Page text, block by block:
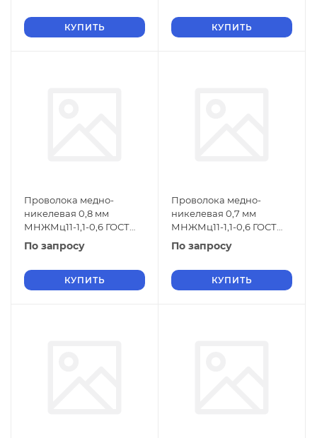
КУПИТЬ КУПИТЬ
Проволока медно-
никелевая 0,8 мм
МНЖМц11-1,1-0,6 ГОСТ
1791-2014
По запросу
КУПИТЬ
Проволока медно-
никелевая 0,7 мм
МНЖМц11-1,1-0,6 ГОСТ
1791-2014
По запросу
КУПИТЬ